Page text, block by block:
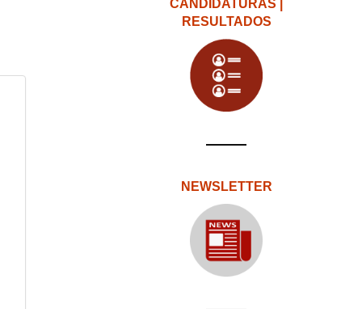
CANDIDATURAS |
RESULTADOS
NEWSLETTER